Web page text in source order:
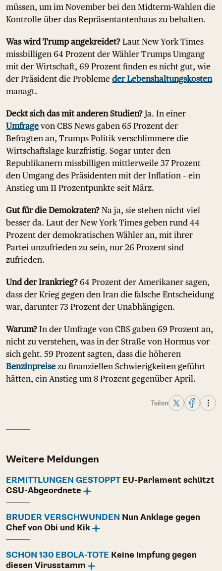
müssen, um im November bei den Midterm-Wahlen die
Kontrolle über das Repräsentantenhaus zu behalten.
Was wird Trump angekreidet? Laut New York Times
missbilligen 64 Prozent der Wähler Trumps Umgang
mit der Wirtschaft, 69 Prozent finden es nicht gut, wie
der Präsident die Probleme der Lebenshaltungskosten
managt.
Deckt sich das mit anderen Studien? Ja. In einer
Umfrage von CBS News gaben 65 Prozent der
Befragten an, Trumps Politik verschlimmere die
Wirtschaftslage kurzfristig. Sogar unter den
Republikanern missbilligen mittlerweile 37 Prozent
den Umgang des Präsidenten mit der Inflation – ein
Anstieg um 11 Prozentpunkte seit März.
Gut für die Demokraten? Na ja, sie stehen nicht viel
besser da. Laut der New York Times geben rund 44
Prozent der demokratischen Wähler an, mit ihrer
Partei unzufrieden zu sein, nur 26 Prozent sind
zufrieden.
Und der Irankrieg? 64 Prozent der Amerikaner sagen,
dass der Krieg gegen den Iran die falsche Entscheidung
war, darunter 73 Prozent der Unabhängigen.
Warum? In der Umfrage von CBS gaben 69 Prozent an,
nicht zu verstehen, was in der Straße von Hormus vor
sich geht. 59 Prozent sagten, dass die höheren
Benzinpreise zu finanziellen Schwierigkeiten geführt
hätten, ein Anstieg um 8 Prozent gegenüber April.
Teilen
Weitere Meldungen
ERMITTLUNGEN GESTOPPTEU-Parlament schützt
CSU-Abgeordnete
BRUDER VERSCHWUNDEN Nun Anklage gegen
Chef von Obi und Kik
SCHON 130 EBOLA-TOTE Keine Impfung gegen
diesen Virusstamm